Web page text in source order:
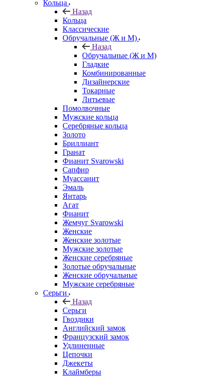
Кольца
Назад
Кольца
Классические
Обручальные (Ж и М)
Назад
Обручальные (Ж и М)
Гладкие
Комбинированные
Дизайнерские
Токарные
Литьевые
Помолвочные
Мужские кольца
Серебряные кольца
Золото
Бриллиант
Гранат
Фианит Svarowski
Сапфир
Муассанит
Эмаль
Янтарь
Агат
Фианит
Жемчуг Svarowski
Женские
Женские золотые
Мужские золотые
Женские серебряные
Золотые обручальные
Женские обручальные
Мужские серебряные
Серьги
Назад
Серьги
Гвоздики
Английский замок
Французский замок
Удлиненные
Цепочки
Джекеты
Клаймберы